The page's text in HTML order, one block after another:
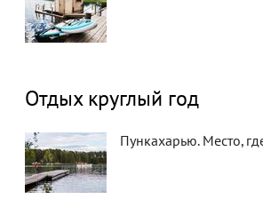
Отдых круглый год
Пункахарью. Место,